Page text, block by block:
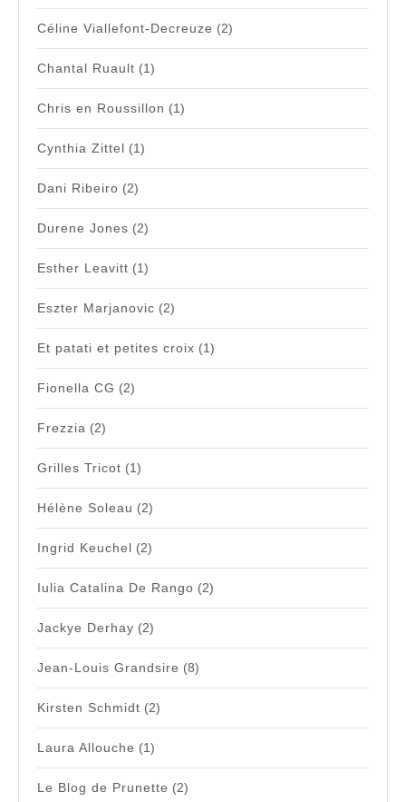
Céline Viallefont-Decreuze (2)
Chantal Ruault (1)
Chris en Roussillon (1)
Cynthia Zittel (1)
Dani Ribeiro (2)
Durene Jones (2)
Esther Leavitt (1)
Eszter Marjanovic (2)
Et patati et petites croix (1)
Fionella CG (2)
Frezzia (2)
Grilles Tricot (1)
Hélène Soleau (2)
Ingrid Keuchel (2)
Iulia Catalina De Rango (2)
Jackye Derhay (2)
Jean-Louis Grandsire (8)
Kirsten Schmidt (2)
Laura Allouche (1)
Le Blog de Prunette (2)